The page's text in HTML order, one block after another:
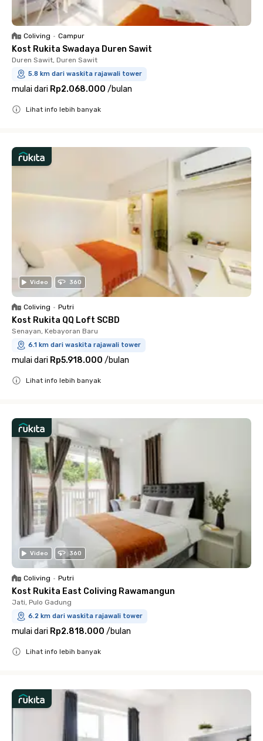
Coliving • Campur
Kost Rukita Swadaya Duren Sawit
Duren Sawit, Duren Sawit
5.8 km dari waskita rajawali tower
mulai dari Rp2.068.000 /bulan
Lihat info lebih banyak
Video 360
Coliving • Putri
Kost Rukita QQ Loft SCBD
Senayan, Kebayoran Baru
6.1 km dari waskita rajawali tower
mulai dari Rp5.918.000 /bulan
Lihat info lebih banyak
Video 360
Coliving • Putri
Kost Rukita East Coliving Rawamangun
Jati, Pulo Gadung
6.2 km dari waskita rajawali tower
mulai dari Rp2.818.000 /bulan
Lihat info lebih banyak